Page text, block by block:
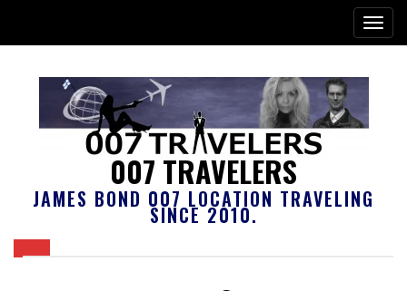
007 TRAVELERS
JAMES BOND 007 LOCATION TRAVELING
SINCE 2010.